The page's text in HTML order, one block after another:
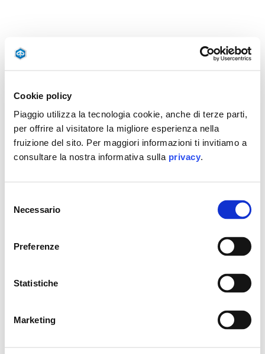
Cookie policy
Piaggio utilizza la tecnologia cookie, anche di terze parti,
per offrire al visitatore la migliore esperienza nella
fruizione del sito. Per maggiori informazioni ti invitiamo a
consultare la nostra informativa sulla privacy.
delNecessario
Preferenze
Statistiche
Marketing